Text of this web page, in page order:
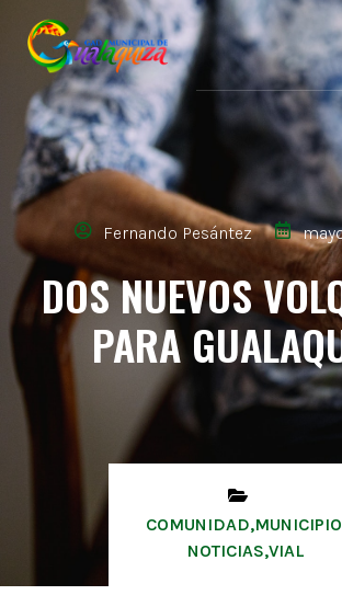
Fernando Pesántez
DOS NUEVOS
PARA
COMUNIDAD,MUNICIPIO
NOTICIAS,VIAL